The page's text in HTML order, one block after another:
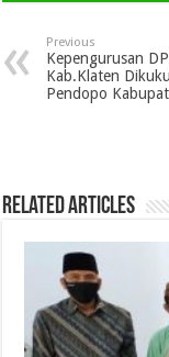
Previous
Kepengurusan
Kab.Klaten
Pendopo
Related Articles